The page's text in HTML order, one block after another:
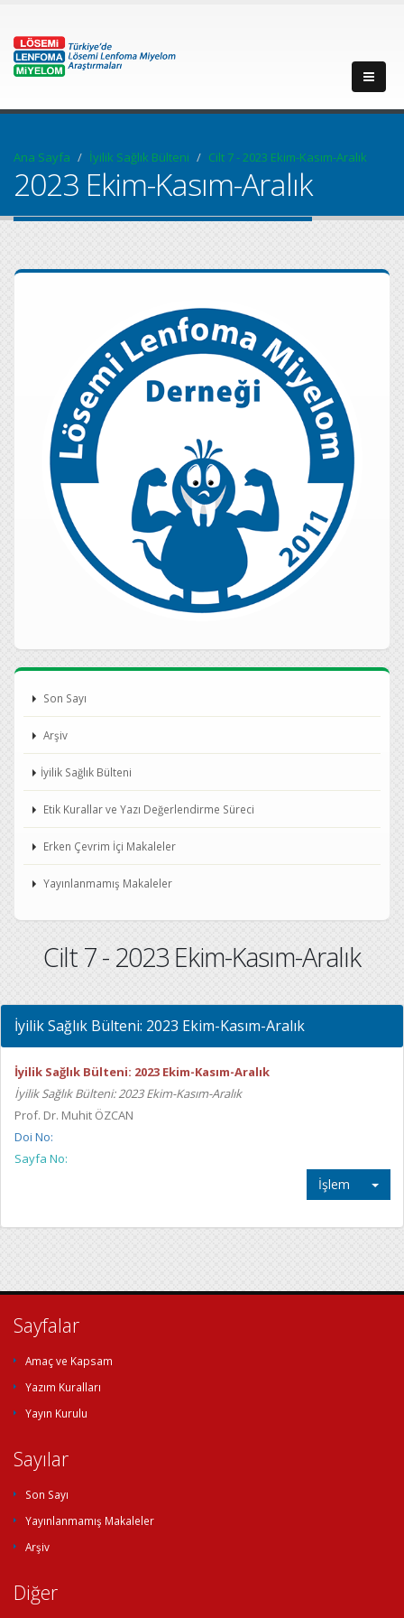
Ana Sayfa İyilik Sağlık Bülteni Cilt 7 - 2023 Ekim-Kasım-Aralık
2023 Ekim-Kasım-Aralık
Son Sayı
Arşiv
İyilik Sağlık Bülteni
Etik Kurallar ve Yazı Değerlendirme Süreci
Erken Çevrim İçi Makaleler
Yayınlanmamış Makaleler
Cilt 7 - 2023 Ekim-Kasım-Aralık
İyilik Sağlık Bülteni: 2023 Ekim-Kasım-Aralık
İyilik Sağlık Bülteni: 2023 Ekim-Kasım-Aralık
İyilik Sağlık Bülteni: 2023 Ekim-Kasım-Aralık
Prof. Dr. Muhit ÖZCAN
Doi No:
Sayfa No:
İşlem
Sayfalar
Amaç ve Kapsam
Yazım Kuralları
Yayın Kurulu
Sayılar
Son Sayı
Yayınlanmamış Makaleler
Arşiv
Diğer